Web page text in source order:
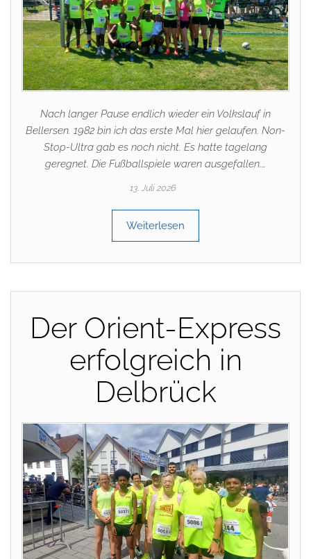
Nach langer Pause endlich wieder ein Volkslauf in
Bellersen. 1982 bin ich das erste Mal hier gelaufen. Non-
Stop-Ultra gab es noch nicht. Es hatte tagelang
geregnet. Die Fußballspiele waren ausgefallen.…
13. Juli 2026
Weiterlesen
Der Orient-Express
erfolgreich in
Delbrück